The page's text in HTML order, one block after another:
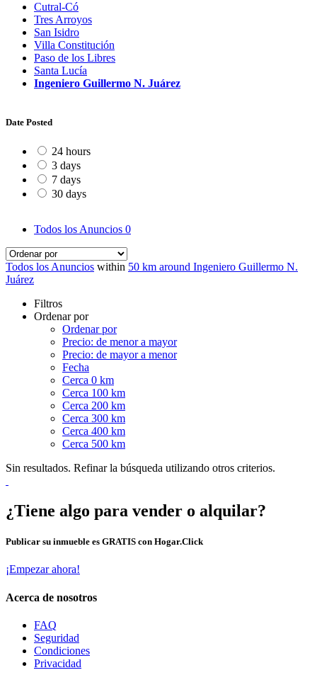
Cutral-Có
Tres Arroyos
San Isidro
Villa Constitución
Paso de los Libres
Santa Lucía
Ingeniero Guillermo N. Juárez
Date Posted
24 hours
3 days
7 days
30 days
Todos los Anuncios 0
Todos los Anuncios within 50 km around Ingeniero Guillermo N.
Juárez
Filtros
Ordenar por
Ordenar por
Precio: de menor a mayor
Precio: de mayor a menor
Fecha
Cerca 0 km
Cerca 100 km
Cerca 200 km
Cerca 300 km
Cerca 400 km
Cerca 500 km
Sin resultados. Refinar la búsqueda utilizando otros criterios.
¿Tiene algo para vender o alquilar?
Publicar su inmueble es GRATIS con Hogar.Click
¡Empezar ahora!
Acerca de nosotros
FAQ
Seguridad
Condiciones
Privacidad